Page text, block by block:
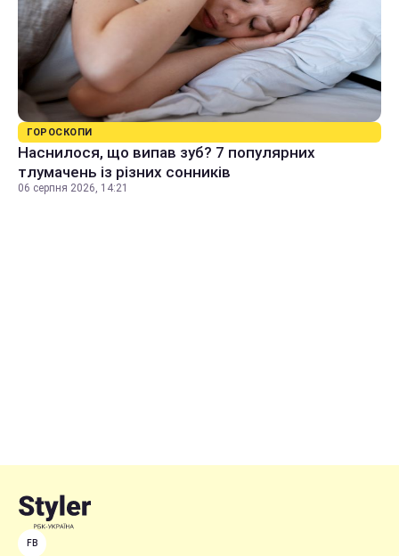
ГОРОСКОПИ
Наснилося, що випав зуб? 7 популярних
тлумачень із різних сонників
06 серпня 2026, 14:21
FB